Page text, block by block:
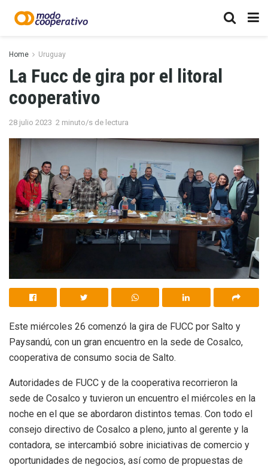
Home Uruguay
La Fucc de gira por el litoral
cooperativo
28 julio 2023 2 minuto/s de lectura
Este miércoles 26 comenzó la gira de FUCC por Salto y
Paysandú, con un gran encuentro en la sede de Cosalco,
cooperativa de consumo socia de Salto.
Autoridades de FUCC y de la cooperativa recorrieron la
sede de Cosalco y tuvieron un encuentro el miércoles en la
noche en el que se abordaron distintos temas. Con todo el
consejo directivo de Cosalco a pleno, junto al gerente y la
contadora, se intercambió sobre iniciativas de comercio y
oportunidades de negocios, así como de propuestas de